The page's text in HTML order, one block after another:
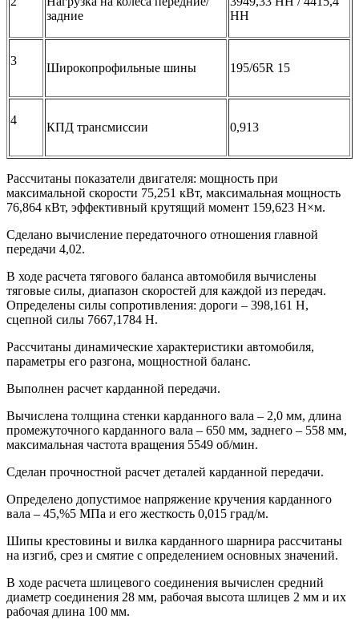
задние
НН
3
Широкопрофильные шины 195/65R 15
4
КПД трансмиссии 0,913
Рассчитаны показатели двигателя: мощность при
максимальной скорости 75,251 кВт, максимальная мощность
76,864 кВт, эффективный крутящий момент 159,623 Н×м.
Сделано вычисление передаточного отношения главной
передачи 4,02.
В ходе расчета тягового баланса автомобиля вычислены
тяговые силы, диапазон скоростей для каждой из передач.
Определены силы сопротивления: дороги – 398,161 Н,
сцепной силы 7667,1784 Н.
Рассчитаны динамические характеристики автомобиля,
параметры его разгона, мощностной баланс.
Выполнен расчет карданной передачи.
Вычислена толщина стенки карданного вала – 2,0 мм, длина
промежуточного карданного вала – 650 мм, заднего – 558 мм,
максимальная частота вращения 5549 об/мин.
Сделан прочностной расчет деталей карданной передачи.
Определено допустимое напряжение кручения карданного
вала – 45,%5 МПа и его жесткость 0,015 град/м.
Шипы крестовины и вилка карданного шарнира рассчитаны
на изгиб, срез и смятие с определением основных значений.
В ходе расчета шлицевого соединения вычислен средний
диаметр соединения 28 мм, рабочая высота шлицев 2 мм и их
рабочая длина 100 мм.